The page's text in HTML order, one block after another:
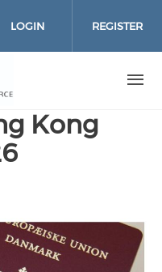
media on
media on
LOGIN REGISTER
Kong